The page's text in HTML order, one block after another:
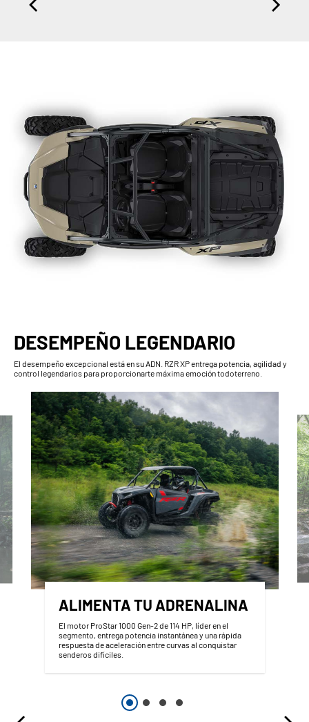
DESEMPEÑO LEGENDARIO
El desempeño excepcional está en su ADN. RZR XP entrega potencia, agilidad y
control legendarios para proporcionarte máxima emoción todoterreno.
ALIMENTA TU ADRENALINA
El motor ProStar 1000 Gen-2 de 114 HP, líder en el
segmento, entrega potencia instantánea y una rápida
respuesta de aceleración entre curvas al conquistar
senderos difíciles.